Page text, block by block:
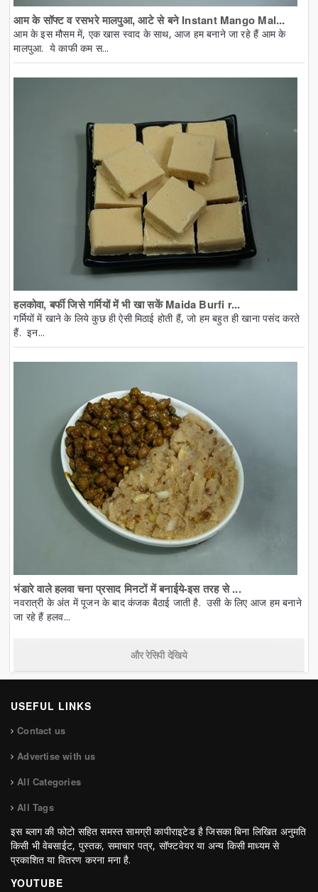
आम के सॉफ्ट व रसभरे मालपुआ, आटे से बने Instant Mango Mal...
आम के इस मौसम में, एक खास स्वाद के साथ, आज हम बनाने जा रहे हैं आम के
मालपुआ. ये काफी कम स...
हलकोवा, बर्फी जिसे गर्मियों में भी खा सकें Maida Burfi r...
गर्मियों में खाने के लिये कुछ ही ऐसी मिठाई होती हैं, जो हम बहुत ही खाना पसंद करते
हैं. इन...
भंडारे वाले हलवा चना प्रसाद मिनटों में बनाईये-इस तरह से ...
नवरात्री के अंत में पूजन के बाद कंजक बैठाई जाती है. उसी के लिए आज हम बनाने
जा रहे हैं हलव...
और रेसिपी देखिये
USEFUL LINKS
Contact us
Advertise with us
All Categories
All Tags
इस ब्लाग की फोटो सहित समस्त सामग्री कापीराइटेड है जिसका बिना लिखित अनुमति
किसी भी वेबसाईट, पुस्तक, समाचार पत्र, सॉफ्टवेयर या अन्य किसी माध्यम से
प्रकाशित या वितरण करना मना है.
YOUTUBE